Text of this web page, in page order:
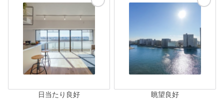
日当たり良好 眺望良好